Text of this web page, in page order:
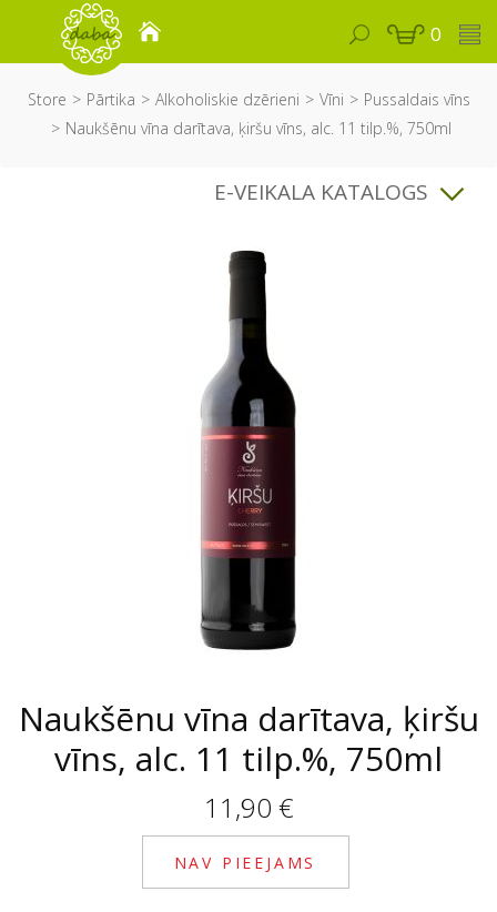
0
Store Pārtika Alkoholiskie dzērieni Vīni
Pussaldais vīns
Naukšēnu vīna darītava, ķiršu vīns, alc. 11 tilp.%, 750ml
E-VEIKALA KATALOGS
Naukšēnu vīna darītava, ķiršu
vīns, alc. 11 tilp.%, 750ml
11,90 €
NAV PIEEJAMS